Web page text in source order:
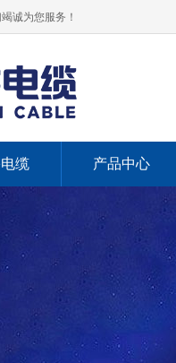
诚为您服务！
缆 产品中心